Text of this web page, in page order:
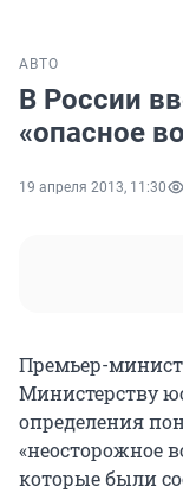
АВТО
В России
«опасное
19 апреля 2013, 11:30
Премьер-
Министерству
определения
«неосторожное
которые были